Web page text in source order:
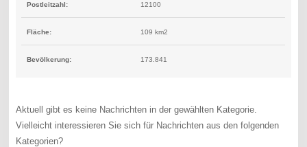
Postleitzahl: 12100
Fläche: 109 km2
Bevölkerung: 173.841
Aktuell gibt es keine Nachrichten in der gewählten Kategorie.
Vielleicht interessieren Sie sich für Nachrichten aus den folgenden
Kategorien?